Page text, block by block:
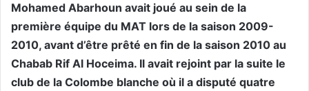
Mohamed Abarhoun avait joué au sein de la
première équipe du MAT lors de la saison 2009-
2010, avant d’être prêté en fin de la saison 2010 au
Chabab Rif Al Hoceima. Il avait rejoint par la suite le
club de la Colombe blanche où il a disputé quatre